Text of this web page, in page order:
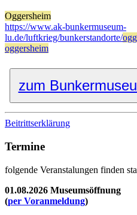
Oggersheim
https://www.ak-bunkermuseum-
lu.de/luftkrieg/bunkerstandorte/
oggersheim
zum
Beitrittserklärung
Termine
folgende Veranstalungen finden
01.08.2026 Museumsöffnung
(per Voranmeldung)